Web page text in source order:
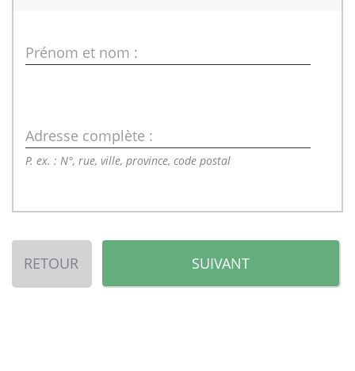
Prénom et nom :
Adresse complète :
P. ex. : N°, rue, ville, province, code postal
RETOUR SUIVANT